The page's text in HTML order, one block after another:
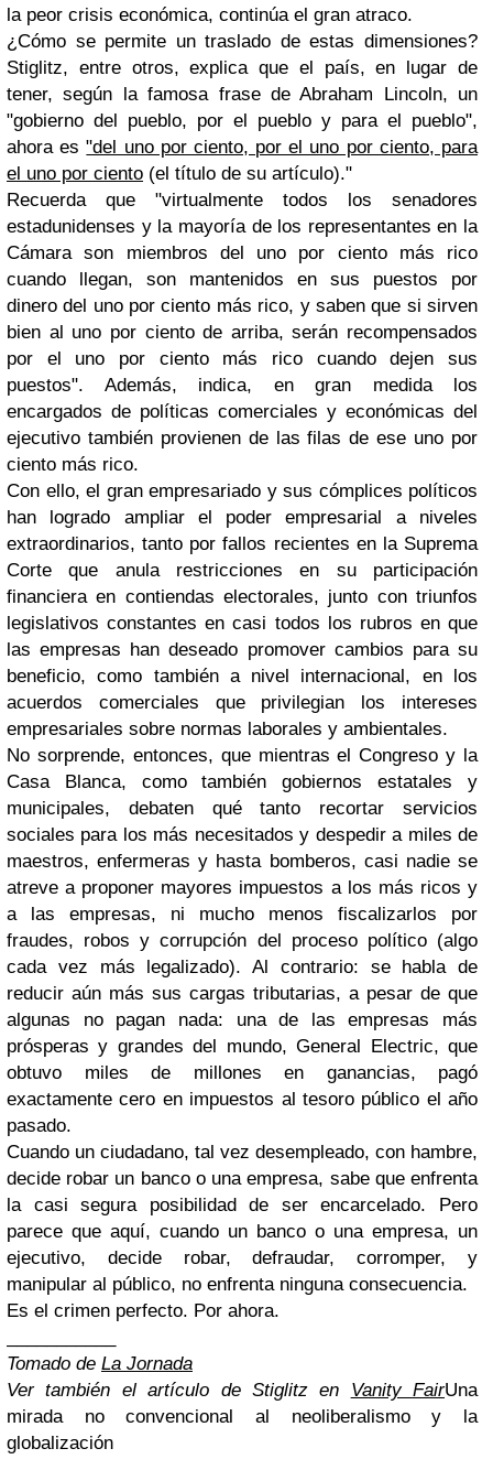
la peor crisis económica, continúa el gran atraco.
¿Cómo se permite un traslado de estas dimensiones?
Stiglitz, entre otros, explica que el país, en lugar de
tener, según la famosa frase de Abraham Lincoln, un
"gobierno del pueblo, por el pueblo y para el pueblo",
ahora es"del uno por ciento, por el uno por ciento, para
el uno por ciento (el título de su artículo)."
Recuerda que "virtualmente todos los senadores
estadunidenses y la mayoría de los representantes en la
Cámara son miembros del uno por ciento más rico
cuando llegan, son mantenidos en sus puestos por
dinero del uno por ciento más rico, y saben que si sirven
bien al uno por ciento de arriba, serán recompensados
por el uno por ciento más rico cuando dejen sus
puestos". Además, indica, en gran medida los
encargados de políticas comerciales y económicas del
ejecutivo también provienen de las filas de ese uno por
ciento más rico.
Con ello, el gran empresariado y sus cómplices políticos
han logrado ampliar el poder empresarial a niveles
extraordinarios, tanto por fallos recientes en la Suprema
Corte que anula restricciones en su participación
financiera en contiendas electorales, junto con triunfos
legislativos constantes en casi todos los rubros en que
las empresas han deseado promover cambios para su
beneficio, como también a nivel internacional, en los
acuerdos comerciales que privilegian los intereses
empresariales sobre normas laborales y ambientales.
No sorprende, entonces, que mientras el Congreso y la
Casa Blanca, como también gobiernos estatales y
municipales, debaten qué tanto recortar servicios
sociales para los más necesitados y despedir a miles de
maestros, enfermeras y hasta bomberos, casi nadie se
atreve a proponer mayores impuestos a los más ricos y
a las empresas, ni mucho menos fiscalizarlos por
fraudes, robos y corrupción del proceso político (algo
cada vez más legalizado). Al contrario: se habla de
reducir aún más sus cargas tributarias, a pesar de que
algunas no pagan nada: una de las empresas más
prósperas y grandes del mundo, General Electric, que
obtuvo miles de millones en ganancias, pagó
exactamente cero en impuestos al tesoro público el año
pasado.
Cuando un ciudadano, tal vez desempleado, con hambre,
decide robar un banco o una empresa, sabe que enfrenta
la casi segura posibilidad de ser encarcelado. Pero
parece que aquí, cuando un banco o una empresa, un
ejecutivo, decide robar, defraudar, corromper, y
manipular al público, no enfrenta ninguna consecuencia.
Es el crimen perfecto. Por ahora.
Tomado de La Jornada
Ver también el artículo de Stiglitz en Vanity FairUna
mirada no convencional al neoliberalismo y la
globalización